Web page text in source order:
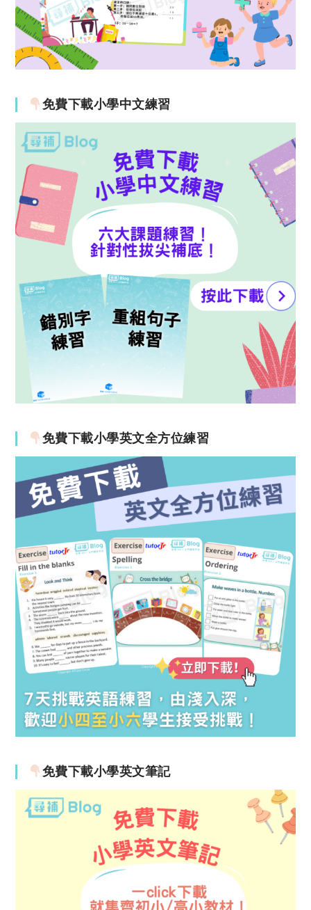
免費下載小學中文練習
免費下載小學英文全方位練習
免費下載小學英文筆記